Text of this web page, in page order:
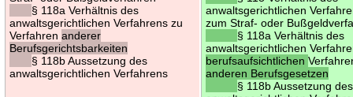
§ 118a Verhältnis des
anwaltsgerichtlichen Verfahrens zu
Verfahrenanderer
Berufsgerichtsbarkeiten
§ 118b Aussetzung des
anwaltsgerichtlichen Verfahrens
anwaltsgerichtlichen
zum Straf- oder
§ 118a Verhältnis des
anwaltsgerichtlichen
berufsaufsichtlichen
anderen Berufsgesetzen
§ 118b Aussetzung des